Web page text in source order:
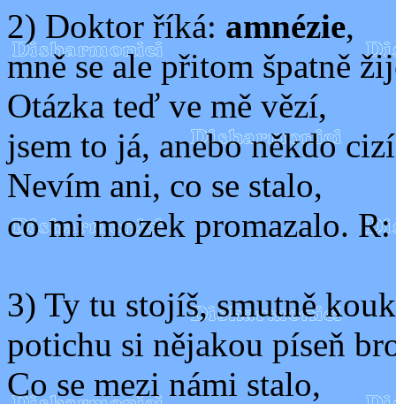
2) Doktor říká: amnézie,
mně se ale přitom špatně
Otázka teď ve mě vězí,
jsem to já, anebo někdo
Nevím ani, co se stalo,
co mi mozek promazalo. R:
3) Ty tu stojíš, smutně
potichu si nějakou píseň
Co se mezi námi stalo,